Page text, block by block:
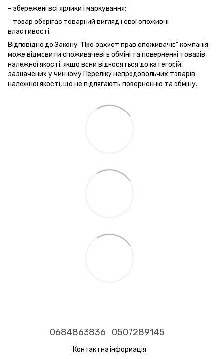
- збережені всі ярлики і маркування;
- товар зберігає товарний вигляд і свої споживчі
властивості.
Відповідно до Закону "Про захист прав споживачів" компанія
може відмовити споживачеві в обміні та поверненні товарів
належної якості, якщо вони відносяться до категорій,
зазначених у чинному Переліку непродовольчих товарів
належної якості, що не підлягають поверненню та обміну.
0684863836 0507289145
Контактна інформація